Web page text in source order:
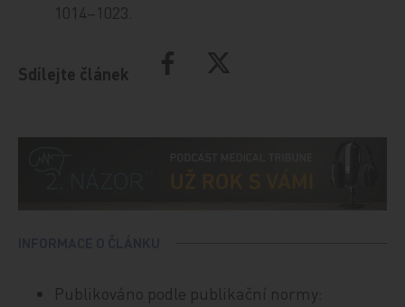
1014–1023.
Sdílejte článek
Publikováno podle publikační normy: